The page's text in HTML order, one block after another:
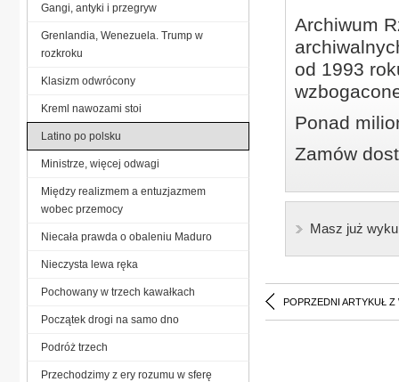
Archiwum
od 1993
Ponad
Zamów
Masz już
POPRZEDNI ARTYKUŁ Z
Gangi, antyki i przegryw
Grenlandia, Wenezuela. Trump w
rozkroku
Klasizm odwrócony
Kreml nawozami stoi
Latino po polsku
Ministrze, więcej odwagi
Między realizmem a entuzjazmem
wobec przemocy
Niecała prawda o obaleniu Maduro
Nieczysta lewa ręka
Pochowany w trzech kawałkach
Początek drogi na samo dno
Podróż trzech
Przechodzimy z ery rozumu w sferę